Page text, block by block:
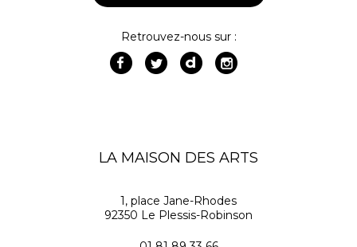
Retrouvez-nous sur :
LA MAISON DES ARTS
1, place Jane-Rhodes
92350 Le Plessis-Robinson